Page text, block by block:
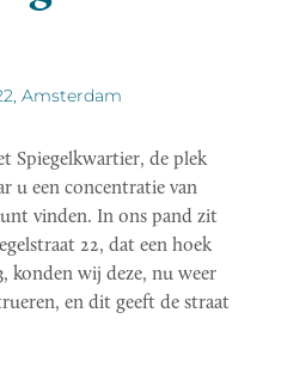
Amsterdam
Spiegelkwartier, de plek
u een concentratie van
vinden. In ons pand zit
22, dat een hoek
konden wij deze, nu weer
en dit geeft de straat